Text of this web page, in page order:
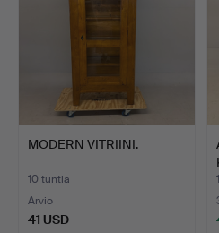
MODERN VITRIINI.
10 tuntia
Arvio
41 USD